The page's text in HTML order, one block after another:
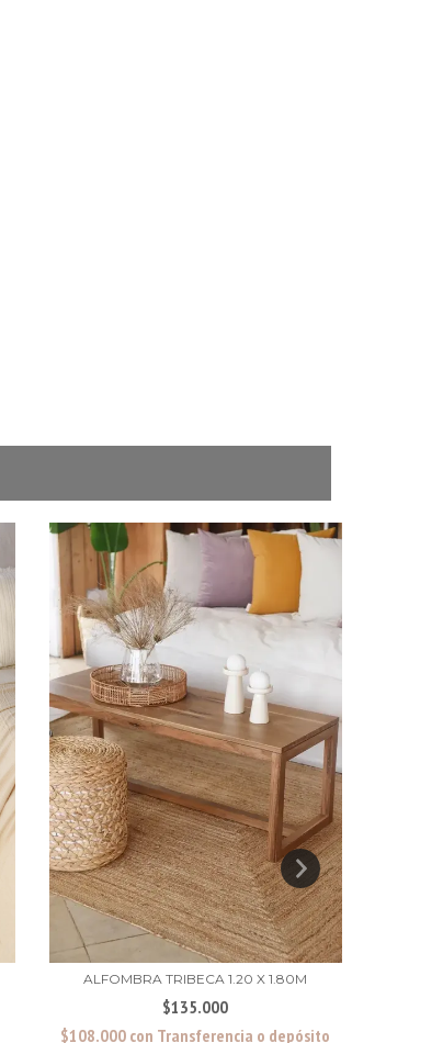
ALFOMBRA TRIBECA 1.20 X 1.80M
$135.000
$108.000 con Transferencia o depósito